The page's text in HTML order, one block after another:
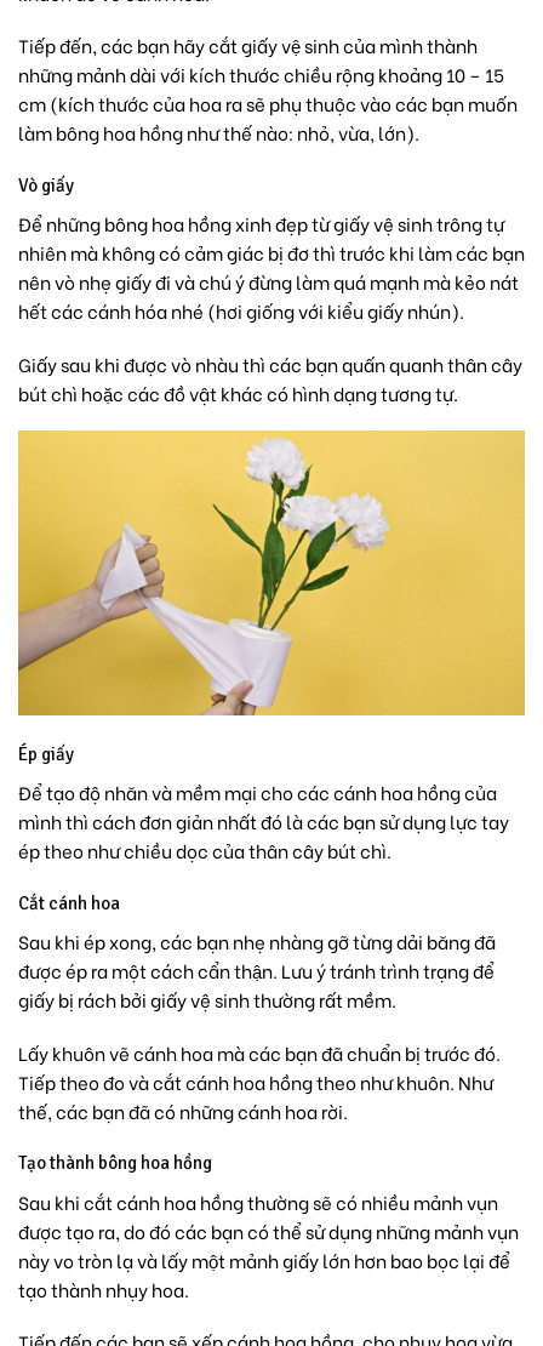
Tiếp đến, các bạn hãy cắt giấy vệ sinh của mình thành
những mảnh dài với kích thước chiều rộng khoảng 10 – 15
cm (kích thước của hoa ra sẽ phụ thuộc vào các bạn muốn
làm bông hoa hồng như thế nào: nhỏ, vừa, lớn).
Vò giấy
Để những bông hoa hồng xinh đẹp từ giấy vệ sinh trông tự
nhiên mà không có cảm giác bị đơ thì trước khi làm các bạn
nên vò nhẹ giấy đi và chú ý đừng làm quá mạnh mà kẻo nát
hết các cánh hóa nhé (hơi giống với kiểu giấy nhún).
Giấy sau khi được vò nhàu thì các bạn quấn quanh thân cây
bút chì hoặc các đồ vật khác có hình dạng tương tự.
Ép giấy
Để tạo độ nhăn và mềm mại cho các cánh hoa hồng của
mình thì cách đơn giản nhất đó là các bạn sử dụng lực tay
ép theo như chiều dọc của thân cây bút chì.
Cắt cánh hoa
Sau khi ép xong, các bạn nhẹ nhàng gỡ từng dải băng đã
được ép ra một cách cẩn thận. Lưu ý tránh trình trạng để
giấy bị rách bởi giấy vệ sinh thường rất mềm.
Lấy khuôn vẽ cánh hoa mà các bạn đã chuẩn bị trước đó.
Tiếp theo đo và cắt cánh hoa hồng theo như khuôn. Như
thế, các bạn đã có những cánh hoa rời.
Tạo thành bông hoa hồng
Sau khi cắt cánh hoa hồng thường sẽ có nhiều mảnh vụn
được tạo ra, do đó các bạn có thể sử dụng những mảnh vụn
này vo tròn lạ và lấy một mảnh giấy lớn hơn bao bọc lại để
tạo thành nhụy hoa.